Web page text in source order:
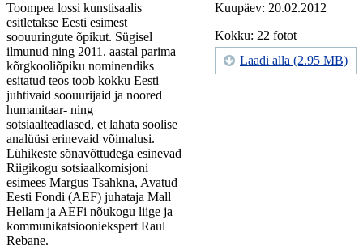
Kuupäev: 20.02.2012
Kokku: 22 fotot
Laadi alla (2.95 MB)
Toompea lossi kunstisaalis
esitletakse Eesti esimest
soouuringute õpikut. Sügisel
ilmunud ning 2011. aastal parima
kõrgkooliõpiku nominendiks
esitatud teos toob kokku Eesti
juhtivaid soouurijaid ja noored
humanitaar- ning
sotsiaalteadlased, et lahata soolise
analüüsi erinevaid võimalusi.
Lühikeste sõnavõttudega esinevad
Riigikogu sotsiaalkomisjoni
esimees Margus Tsahkna, Avatud
Eesti Fondi (AEF) juhataja Mall
Hellam ja AEFi nõukogu liige ja
kommunikatsiooniekspert Raul
Rebane.